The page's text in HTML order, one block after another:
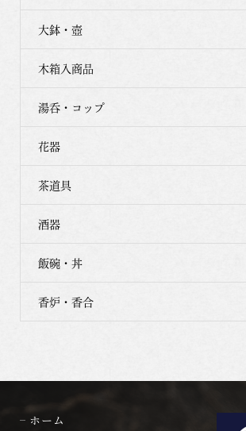
大鉢・壺
木箱入商品
湯呑・コップ
花器
茶道具
酒器
飯碗・丼
香炉・香合
ホーム